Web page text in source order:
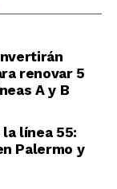
renovar 5
A y B
línea 55:
Palermo y